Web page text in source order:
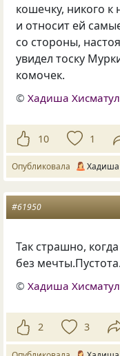
кошечку, никого к
и относит ей
со стороны,
увидел тоску
комочек.
©Хадиша
10 1
Опубликовала Хадиша
#61950
Так страшно,
без мечты.Пустота.
©Хадиша
2 3